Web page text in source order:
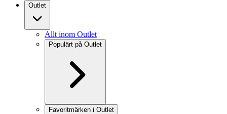
Outlet
Allt inom Outlet
Populärt på Outlet
Favoritmärken i Outlet